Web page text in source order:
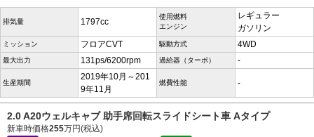
排気量 1797cc
使用燃料
エンジン
レギュラー
ガソリン
ミッション フロアCVT 駆動方式 4WD
最大出力 131ps/6200rpm 過給器（ターボ） -
生産期間
2019年10月～201
9年11月
燃費性能 -
2.0 A20ウェルキャブ 助手席回転スライドシート車 Aタイプ
新車時価格255万円(税込)